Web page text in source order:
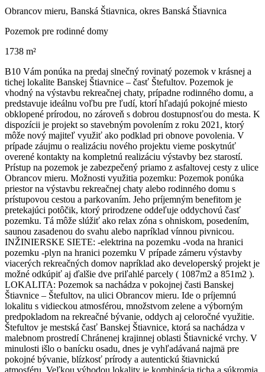
Obrancov mieru, Banská Štiavnica, okres Banská Štiavnica
Pozemok pre rodinné domy
1738 m²
B10 Vám ponúka na predaj slnečný rovinatý pozemok v krásnej a
tichej lokalite Banskej Štiavnice – časť Štefultov. Pozemok je
vhodný na výstavbu rekreačnej chaty, prípadne rodinného domu, a
predstavuje ideálnu voľbu pre ľudí, ktorí hľadajú pokojné miesto
obklopené prírodou, no zároveň s dobrou dostupnosťou do mesta. K
dispozícii je projekt so stavebným povolením z roku 2021, ktorý
môže nový majiteľ využiť ako podklad pri obnove povolenia. V
prípade záujmu o realizáciu nového projektu vieme poskytnúť
overené kontakty na kompletnú realizáciu výstavby bez starostí.
Prístup na pozemok je zabezpečený priamo z asfaltovej cesty z ulice
Obrancov mieru. Možnosti využitia pozemku: Pozemok ponúka
priestor na výstavbu rekreačnej chaty alebo rodinného domu s
prístupovou cestou a parkovaním. Jeho príjemným benefitom je
pretekajúci potôčik, ktorý prirodzene oddeľuje oddychovú časť
pozemku. Tá môže slúžiť ako relax zóna s ohniskom, posedením,
saunou zasadenou do svahu alebo napríklad vínnou pivnicou.
INŽINIERSKE SIETE: -elektrina na pozemku -voda na hranici
pozemku -plyn na hranici pozemku V prípade zámeru výstavby
viacerých rekreačných domov napríklad ako developerský projekt je
možné odkúpiť aj ďalšie dve priľahlé parcely ( 1087m2 a 851m2 ).
LOKALITA: Pozemok sa nachádza v pokojnej časti Banskej
Štiavnice – Štefultov, na ulici Obrancov mieru. Ide o príjemnú
lokalitu s vidieckou atmosférou, množstvom zelene a výborným
predpokladom na rekreačné bývanie, oddych aj celoročné využitie.
Štefultov je mestská časť Banskej Štiavnice, ktorá sa nachádza v
malebnom prostredí Chránenej krajinnej oblasti Štiavnické vrchy. V
minulosti išlo o banícku osadu, dnes je vyhľadávaná najmä pre
pokojné bývanie, blízkosť prírody a autentickú štiavnickú
atmosféru. Veľkou výhodou lokality je kombinácia ticha a súkromia